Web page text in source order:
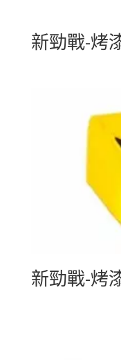
新勁戰-烤
新勁戰-烤